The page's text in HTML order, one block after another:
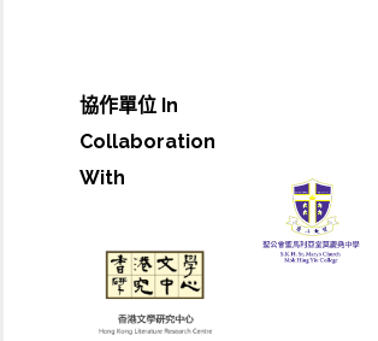
協作單位 In
Collaboration
With